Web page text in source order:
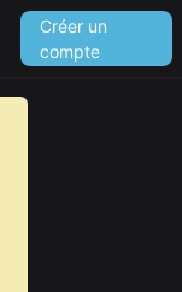
Créer un
compte